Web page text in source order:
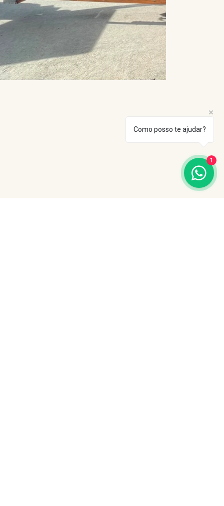
Como posso te ajudar?
1